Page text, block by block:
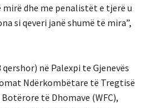
dhe me penalistët e tjerë u
si qeveri janë shumë të mira”,
në Palexpi te Gjenevës
Ndërkombëtare të Tregtisë
Botërore të Dhomave (WFC),